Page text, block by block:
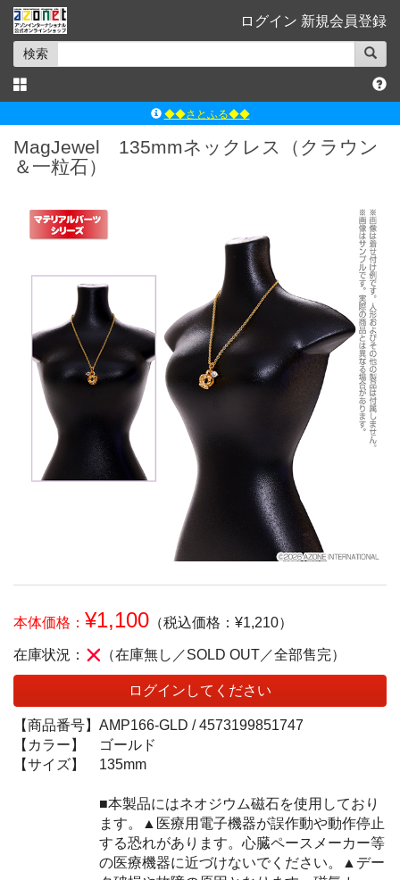
ログイン 新規会員登録
検索
◆◆さとふる◆◆
◆◆さとふる◆◆
MagJewel 135mmネックレス（クラウン
＆一粒石）
本体価格： ¥1,100 （税込価格：¥1,210）
在庫状況： （在庫無し／SOLD OUT／全部售完）
ログインしてください
【商品番号】 AMP166-GLD /4573199851747
【カラー】
ゴールド
【サイズ】
135mm
■本製品にはネオジウム磁石を使用しており
ます。▲医療用電子機器が誤作動や動作停止
する恐れがあります。心臓ペースメーカー等
の医療機器に近づけないでください。▲デー